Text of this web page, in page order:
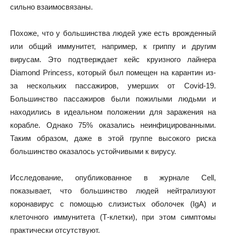
сильно взаимосвязаны.
Похоже, что у большинства людей уже есть врожденный
или общий иммунитет, например, к гриппу и другим
вирусам. Это подтверждает кейс круизного лайнера
Diamond Princess, который был помещен на карантин из-
за нескольких пассажиров, умерших от Covid-19.
Большинство пассажиров были пожилыми людьми и
находились в идеальном положении для заражения на
корабле. Однако 75% оказались неинфицированными.
Таким образом, даже в этой группе высокого риска
большинство оказалось устойчивыми к вирусу.
Исследование, опубликованное в журнале Cell,
показывает, что большинство людей нейтрализуют
коронавирус с помощью слизистых оболочек (IgA) и
клеточного иммунитета (Т-клетки), при этом симптомы
практически отсутствуют.